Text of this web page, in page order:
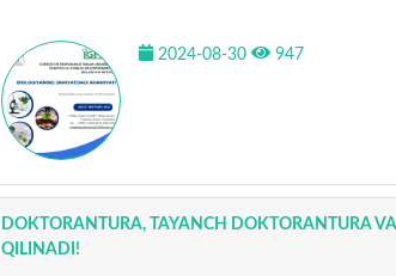
2024-08-30 947
DOKTORANTURA, TAYANCH DOKTORANTURA
QILINADI!